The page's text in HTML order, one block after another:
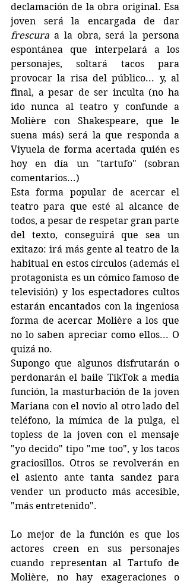
declamación de la obra original. Esa
frescura a la obra, será la persona
espontánea que interpelará a los
personajes, soltará tacos para
provocar la risa del público... y, al
final, a pesar de ser inculta (no ha
ido nunca al teatro y confunde a
Molière con Shakespeare, que le
suena más) será la que responda a
Viyuela de forma acertada quién es
hoy en día un "tartufo" (sobran
comentarios...)
Esta forma popular de acercar el
teatro para que esté al alcance de
todos, a pesar de respetar gran parte
del texto, conseguirá que sea un
exitazo: irá más gente al teatro de la
habitual en estos círculos (además el
protagonista es un cómico famoso de
televisión) y los espectadores cultos
estarán encantados con la ingeniosa
forma de acercar Molière a los que
no lo saben apreciar como ellos... O
quizá no.
Supongo que algunos disfrutarán o
perdonarán el baile TikTok a media
función, la masturbación de la joven
Mariana con el novio al otro lado del
teléfono, la mímica de la pulga, el
topless de la joven con el mensaje
"yo decido" tipo "me too", y los tacos
graciosillos. Otros se revolverán en
el asiento ante tanta sandez para
vender un producto más accesible,
"más entretenido".
Lo mejor de la función es que los
actores creen en sus personajes
cuando representan al Tartufo de
Molière, no hay exageraciones o